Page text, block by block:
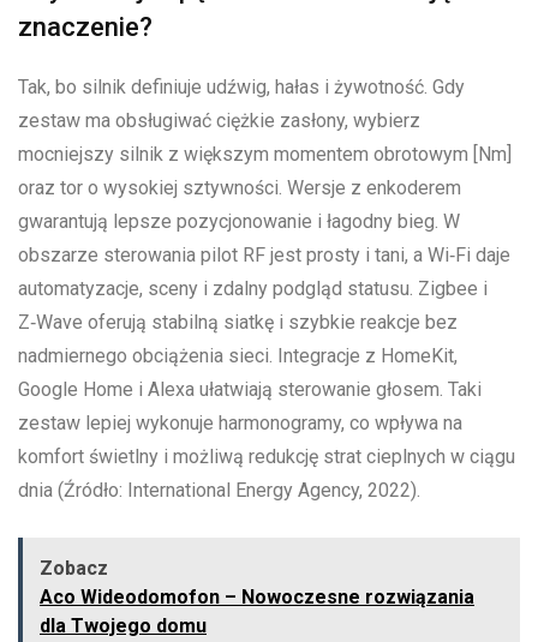
znaczenie?
Tak, bo silnik definiuje udźwig, hałas i żywotność. Gdy
zestaw ma obsługiwać ciężkie zasłony, wybierz
mocniejszy silnik z większym momentem obrotowym [Nm]
oraz tor o wysokiej sztywności. Wersje z enkoderem
gwarantują lepsze pozycjonowanie i łagodny bieg. W
obszarze sterowania pilot RF jest prosty i tani, a Wi‑Fi daje
automatyzacje, sceny i zdalny podgląd statusu. Zigbee i
Z‑Wave oferują stabilną siatkę i szybkie reakcje bez
nadmiernego obciążenia sieci. Integracje z HomeKit,
Google Home i Alexa ułatwiają sterowanie głosem. Taki
zestaw lepiej wykonuje harmonogramy, co wpływa na
komfort świetlny i możliwą redukcję strat cieplnych w ciągu
dnia (Źródło: International Energy Agency, 2022).
Zobacz
Aco Wideodomofon – Nowoczesne rozwiązania
dla Twojego domu